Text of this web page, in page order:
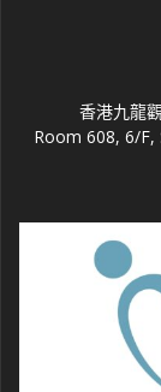
香港九龍
Room 608, 6/F,